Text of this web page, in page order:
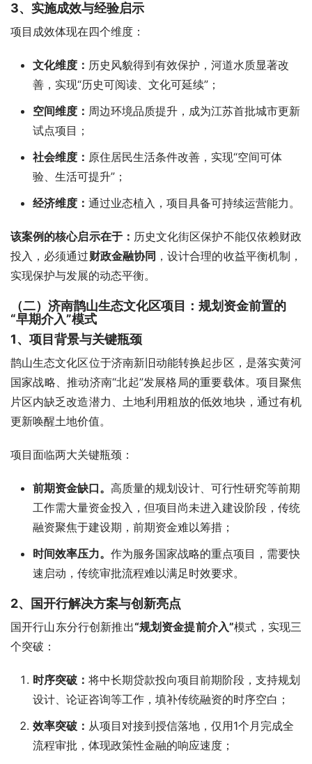
3、实施成效与经验启示
项目成效体现在四个维度：
文化维度： 历史风貌得到有效保护，河道水质显著改
善，实现“历史可阅读、文化可延续”；
空间维度： 周边环境品质提升，成为江苏首批城市更新
试点项目；
社会维度： 原住居民生活条件改善，实现“空间可体
验、生活可提升”；
经济维度： 通过业态植入，项目具备可持续运营能力。
该案例的核心启示在于： 历史文化街区保护不能仅依赖财政
投入，必须通过财政金融协同 ，设计合理的收益平衡机制，
实现保护与发展的动态平衡。
（二）济南鹊山生态文化区项目：规划资金前置的
“早期介入”模式
1、项目背景与关键瓶颈
鹊山生态文化区位于济南新旧动能转换起步区，是落实黄河
国家战略、推动济南“北起”发展格局的重要载体。项目聚焦
片区内缺乏改造潜力、土地利用粗放的低效地块，通过有机
更新唤醒土地价值。
项目面临两大关键瓶颈：
前期资金缺口。 高质量的规划设计、可行性研究等前期
工作需大量资金投入，但项目尚未进入建设阶段，传统
融资聚焦于建设期，前期资金难以筹措；
时间效率压力。 作为服务国家战略的重点项目，需要快
速启动，传统审批流程难以满足时效要求。
2、国开行解决方案与创新亮点
国开行山东分行创新推出“规划资金提前介入”模式，实现三
个突破：
时序突破： 将中长期贷款投向项目前期阶段，支持规划
设计、论证咨询等工作，填补传统融资的时序空白；
效率突破： 从项目对接到授信落地，仅用1个月完成全
流程审批，体现政策性金融的响应速度；